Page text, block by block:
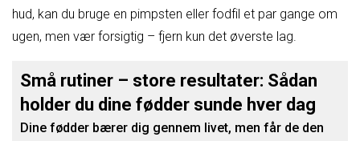
hud, kan du bruge en pimpsten eller fodfil et par gange om
ugen, men vær forsigtig – fjern kun det øverste lag.
Små rutiner – store resultater: Sådan
holder du dine fødder sunde hver dag
Dine fødder bærer dig gennem livet, men får de den